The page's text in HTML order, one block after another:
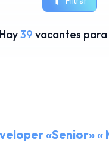
Hay39 vacantes para
«Senior»